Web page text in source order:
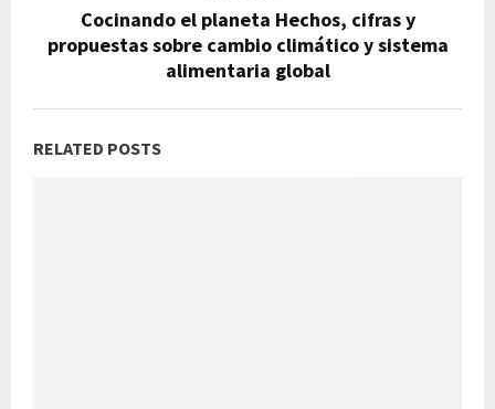
Cocinando el planeta Hechos, cifras y
propuestas sobre cambio climático y sistema
alimentaria global
RELATED POSTS